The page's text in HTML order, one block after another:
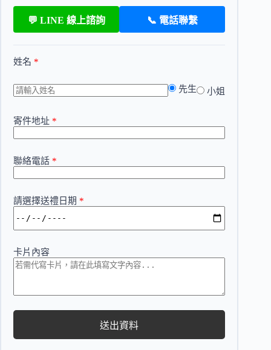
💬 LINE 線上諮詢 📞 電話聯繫
姓名 *
先生 小姐
寄件地址 *
聯絡電話 *
請選擇送禮日期 *
卡片內容
送出資料